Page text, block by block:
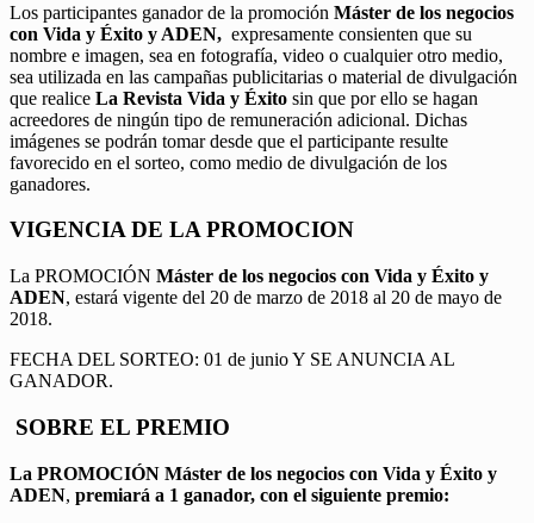
Los participantes ganador de la promoción Máster de los negocios
con Vida y Éxito y ADEN, expresamente consienten que su
nombre e imagen, sea en fotografía, video o cualquier otro medio,
sea utilizada en las campañas publicitarias o material de divulgación
que realice La Revista Vida y Éxito sin que por ello se hagan
acreedores de ningún tipo de remuneración adicional. Dichas
imágenes se podrán tomar desde que el participante resulte
favorecido en el sorteo, como medio de divulgación de los
ganadores.
VIGENCIA DE LA PROMOCION
La PROMOCIÓN Máster de los negocios con Vida y Éxito y
ADEN, estará vigente del 20 de marzo de 2018 al 20 de mayo de
2018.
FECHA DEL SORTEO: 01 de junio Y SE ANUNCIA AL
GANADOR.
SOBRE EL PREMIO
La PROMOCIÓN Máster de los negocios con Vida y Éxito y
ADEN, premiará a 1 ganador, con el siguiente premio: